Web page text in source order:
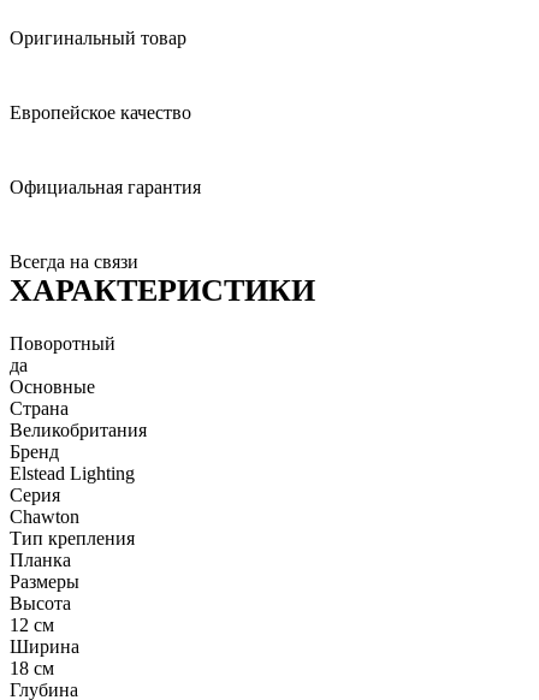
Оригинальный товар
Европейское качество
Официальная гарантия
Всегда на связи
ХАРАКТЕРИСТИКИ
Поворотный
да
Основные
Страна
Великобритания
Бренд
Elstead Lighting
Серия
Chawton
Тип крепления
Планка
Размеры
Высота
12 см
Ширина
18 см
Глубина